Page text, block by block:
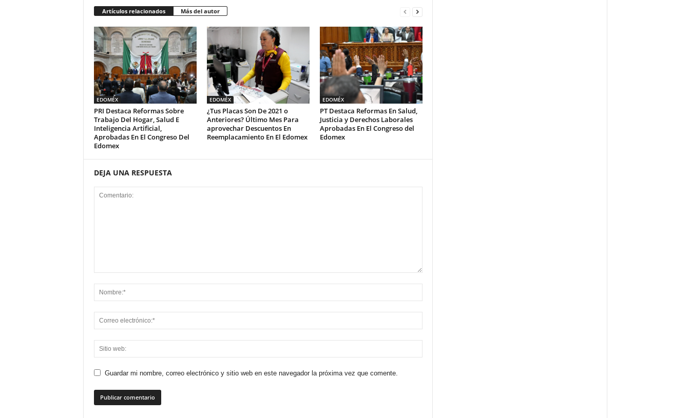
Artículos relacionados Más del autor
EDOMÉX
PRI Destaca Reformas Sobre
Trabajo Del Hogar, Salud E
Inteligencia Artificial,
Aprobadas En El Congreso Del
Edomex
EDOMÉX
¿Tus Placas Son De 2021 o
Anteriores? Último Mes Para
aprovechar Descuentos En
Reemplacamiento En El Edomex
EDOMÉX
PT Destaca Reformas En Salud,
Justicia y Derechos Laborales
Aprobadas En El Congreso del
Edomex
DEJA UNA RESPUESTA
Guardar mi nombre, correo electrónico y sitio web en este navegador la próxima vez que comente.